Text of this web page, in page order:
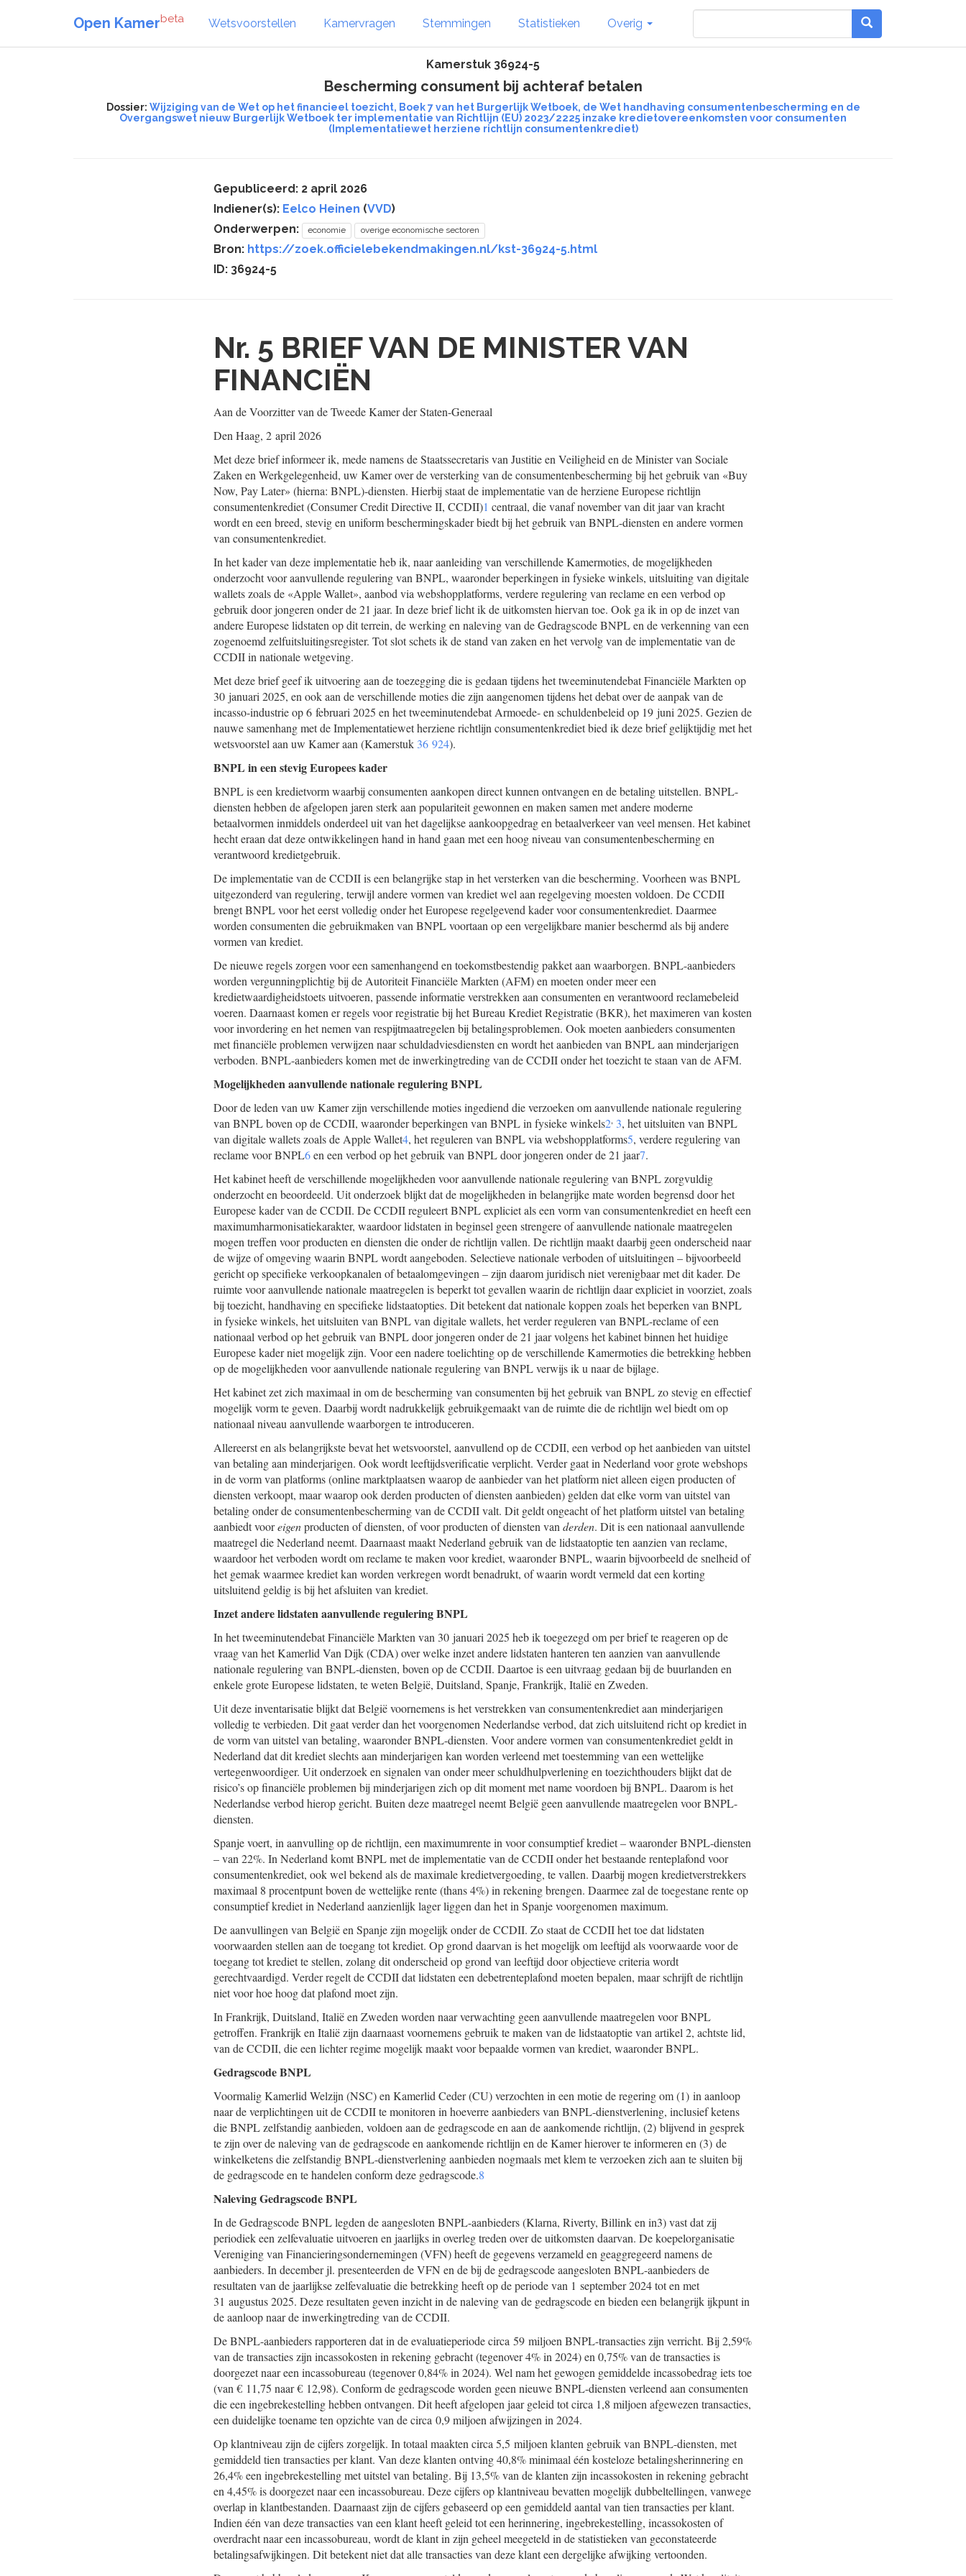
Open Kamerbeta Wetsvoorstellen Kamervragen Stemmingen Statistieken Overig
Kamerstuk 36924-5
Bescherming consument bij achteraf betalen
Dossier: Wijziging van de Wet op het financieel toezicht, Boek 7 van het Burgerlijk Wetboek, de Wet handhaving consumentenbescherming en de
Overgangswet nieuw Burgerlijk Wetboek ter implementatie van Richtlijn (EU) 2023/2225 inzake kredietovereenkomsten voor consumenten
(Implementatiewet herziene richtlijn consumentenkrediet)
Gepubliceerd: 2 april 2026
Indiener(s): Eelco Heinen (VVD)
Onderwerpen:
economie overige economische sectoren
Bron: https://zoek.officielebekendmakingen.nl/kst-36924-5.html
ID: 36924-5
Nr. 5 BRIEF VAN DE MINISTER VAN
FINANCIËN
Aan de Voorzitter van de Tweede Kamer der Staten-Generaal
Den Haag, 2 april 2026
Met deze brief informeer ik, mede namens de Staatssecretaris van Justitie en Veiligheid en de Minister van Sociale
Zaken en Werkgelegenheid, uw Kamer over de versterking van de consumentenbescherming bij het gebruik van «Buy
Now, Pay Later» (hierna: BNPL)-diensten. Hierbij staat de implementatie van de herziene Europese richtlijn
consumentenkrediet (Consumer Credit Directive II, CCDII)1 centraal, die vanaf november van dit jaar van kracht
wordt en een breed, stevig en uniform beschermingskader biedt bij het gebruik van BNPL-diensten en andere vormen
van consumentenkrediet.
In het kader van deze implementatie heb ik, naar aanleiding van verschillende Kamermoties, de mogelijkheden
onderzocht voor aanvullende regulering van BNPL, waaronder beperkingen in fysieke winkels, uitsluiting van digitale
wallets zoals de «Apple Wallet», aanbod via webshopplatforms, verdere regulering van reclame en een verbod op
gebruik door jongeren onder de 21 jaar. In deze brief licht ik de uitkomsten hiervan toe. Ook ga ik in op de inzet van
andere Europese lidstaten op dit terrein, de werking en naleving van de Gedragscode BNPL en de verkenning van een
zogenoemd zelfuitsluitingsregister. Tot slot schets ik de stand van zaken en het vervolg van de implementatie van de
CCDII in nationale wetgeving.
Met deze brief geef ik uitvoering aan de toezegging die is gedaan tijdens het tweeminutendebat Financiële Markten op
30 januari 2025, en ook aan de verschillende moties die zijn aangenomen tijdens het debat over de aanpak van de
incasso-industrie op 6 februari 2025 en het tweeminutendebat Armoede- en schuldenbeleid op 19 juni 2025. Gezien de
nauwe samenhang met de Implementatiewet herziene richtlijn consumentenkrediet bied ik deze brief gelijktijdig met het
wetsvoorstel aan uw Kamer aan (Kamerstuk 36 924).
BNPL in een stevig Europees kader
BNPL is een kredietvorm waarbij consumenten aankopen direct kunnen ontvangen en de betaling uitstellen. BNPL-
diensten hebben de afgelopen jaren sterk aan populariteit gewonnen en maken samen met andere moderne
betaalvormen inmiddels onderdeel uit van het dagelijkse aankoopgedrag en betaalverkeer van veel mensen. Het kabinet
hecht eraan dat deze ontwikkelingen hand in hand gaan met een hoog niveau van consumentenbescherming en
verantwoord kredietgebruik.
De implementatie van de CCDII is een belangrijke stap in het versterken van die bescherming. Voorheen was BNPL
uitgezonderd van regulering, terwijl andere vormen van krediet wel aan regelgeving moesten voldoen. De CCDII
brengt BNPL voor het eerst volledig onder het Europese regelgevend kader voor consumentenkrediet. Daarmee
worden consumenten die gebruikmaken van BNPL voortaan op een vergelijkbare manier beschermd als bij andere
vormen van krediet.
De nieuwe regels zorgen voor een samenhangend en toekomstbestendig pakket aan waarborgen. BNPL-aanbieders
worden vergunningplichtig bij de Autoriteit Financiële Markten (AFM) en moeten onder meer een
kredietwaardigheidstoets uitvoeren, passende informatie verstrekken aan consumenten en verantwoord reclamebeleid
voeren. Daarnaast komen er regels voor registratie bij het Bureau Krediet Registratie (BKR), het maximeren van kosten
voor invordering en het nemen van respijtmaatregelen bij betalingsproblemen. Ook moeten aanbieders consumenten
met financiële problemen verwijzen naar schuldadviesdiensten en wordt het aanbieden van BNPL aan minderjarigen
verboden. BNPL-aanbieders komen met de inwerkingtreding van de CCDII onder het toezicht te staan van de AFM.
Mogelijkheden aanvullende nationale regulering BNPL
Door de leden van uw Kamer zijn verschillende moties ingediend die verzoeken om aanvullende nationale regulering
van BNPL boven op de CCDII, waaronder beperkingen van BNPL in fysieke winkels2, 3, het uitsluiten van BNPL
van digitale wallets zoals de Apple Wallet4, het reguleren van BNPL via webshopplatforms5, verdere regulering van
reclame voor BNPL6en een verbod op het gebruik van BNPL door jongeren onder de 21 jaar7.
Het kabinet heeft de verschillende mogelijkheden voor aanvullende nationale regulering van BNPL zorgvuldig
onderzocht en beoordeeld. Uit onderzoek blijkt dat de mogelijkheden in belangrijke mate worden begrensd door het
Europese kader van de CCDII. De CCDII reguleert BNPL expliciet als een vorm van consumentenkrediet en heeft een
maximumharmonisatiekarakter, waardoor lidstaten in beginsel geen strengere of aanvullende nationale maatregelen
mogen treffen voor producten en diensten die onder de richtlijn vallen. De richtlijn maakt daarbij geen onderscheid naar
de wijze of omgeving waarin BNPL wordt aangeboden. Selectieve nationale verboden of uitsluitingen – bijvoorbeeld
gericht op specifieke verkoopkanalen of betaalomgevingen – zijn daarom juridisch niet verenigbaar met dit kader. De
ruimte voor aanvullende nationale maatregelen is beperkt tot gevallen waarin de richtlijn daar expliciet in voorziet, zoals
bij toezicht, handhaving en specifieke lidstaatopties. Dit betekent dat nationale koppen zoals het beperken van BNPL
in fysieke winkels, het uitsluiten van BNPL van digitale wallets, het verder reguleren van BNPL-reclame of een
nationaal verbod op het gebruik van BNPL door jongeren onder de 21 jaar volgens het kabinet binnen het huidige
Europese kader niet mogelijk zijn. Voor een nadere toelichting op de verschillende Kamermoties die betrekking hebben
op de mogelijkheden voor aanvullende nationale regulering van BNPL verwijs ik u naar de bijlage.
Het kabinet zet zich maximaal in om de bescherming van consumenten bij het gebruik van BNPL zo stevig en effectief
mogelijk vorm te geven. Daarbij wordt nadrukkelijk gebruikgemaakt van de ruimte die de richtlijn wel biedt om op
nationaal niveau aanvullende waarborgen te introduceren.
Allereerst en als belangrijkste bevat het wetsvoorstel, aanvullend op de CCDII, een verbod op het aanbieden van uitstel
van betaling aan minderjarigen. Ook wordt leeftijdsverificatie verplicht. Verder gaat in Nederland voor grote webshops
in de vorm van platforms (online marktplaatsen waarop de aanbieder van het platform niet alleen eigen producten of
diensten verkoopt, maar waarop ook derden producten of diensten aanbieden) gelden dat elke vorm van uitstel van
betaling onder de consumentenbescherming van de CCDII valt. Dit geldt ongeacht of het platform uitstel van betaling
aanbiedt vooreigenproducten of diensten, of voor producten of diensten van derden. Dit is een nationaal aanvullende
maatregel die Nederland neemt. Daarnaast maakt Nederland gebruik van de lidstaatoptie ten aanzien van reclame,
waardoor het verboden wordt om reclame te maken voor krediet, waaronder BNPL, waarin bijvoorbeeld de snelheid of
het gemak waarmee krediet kan worden verkregen wordt benadrukt, of waarin wordt vermeld dat een korting
uitsluitend geldig is bij het afsluiten van krediet.
Inzet andere lidstaten aanvullende regulering BNPL
In het tweeminutendebat Financiële Markten van 30 januari 2025 heb ik toegezegd om per brief te reageren op de
vraag van het Kamerlid Van Dijk (CDA) over welke inzet andere lidstaten hanteren ten aanzien van aanvullende
nationale regulering van BNPL-diensten, boven op de CCDII. Daartoe is een uitvraag gedaan bij de buurlanden en
enkele grote Europese lidstaten, te weten België, Duitsland, Spanje, Frankrijk, Italië en Zweden.
Uit deze inventarisatie blijkt dat België voornemens is het verstrekken van consumentenkrediet aan minderjarigen
volledig te verbieden. Dit gaat verder dan het voorgenomen Nederlandse verbod, dat zich uitsluitend richt op krediet in
de vorm van uitstel van betaling, waaronder BNPL-diensten. Voor andere vormen van consumentenkrediet geldt in
Nederland dat dit krediet slechts aan minderjarigen kan worden verleend met toestemming van een wettelijke
vertegenwoordiger. Uit onderzoek en signalen van onder meer schuldhulpverlening en toezichthouders blijkt dat de
risico’s op financiële problemen bij minderjarigen zich op dit moment met name voordoen bij BNPL. Daarom is het
Nederlandse verbod hierop gericht. Buiten deze maatregel neemt België geen aanvullende maatregelen voor BNPL-
diensten.
Spanje voert, in aanvulling op de richtlijn, een maximumrente in voor consumptief krediet – waaronder BNPL-diensten
– van 22%. In Nederland komt BNPL met de implementatie van de CCDII onder het bestaande renteplafond voor
consumentenkrediet, ook wel bekend als de maximale kredietvergoeding, te vallen. Daarbij mogen kredietverstrekkers
maximaal 8 procentpunt boven de wettelijke rente (thans 4%) in rekening brengen. Daarmee zal de toegestane rente op
consumptief krediet in Nederland aanzienlijk lager liggen dan het in Spanje voorgenomen maximum.
De aanvullingen van België en Spanje zijn mogelijk onder de CCDII. Zo staat de CCDII het toe dat lidstaten
voorwaarden stellen aan de toegang tot krediet. Op grond daarvan is het mogelijk om leeftijd als voorwaarde voor de
toegang tot krediet te stellen, zolang dit onderscheid op grond van leeftijd door objectieve criteria wordt
gerechtvaardigd. Verder regelt de CCDII dat lidstaten een debetrenteplafond moeten bepalen, maar schrijft de richtlijn
niet voor hoe hoog dat plafond moet zijn.
In Frankrijk, Duitsland, Italië en Zweden worden naar verwachting geen aanvullende maatregelen voor BNPL
getroffen. Frankrijk en Italië zijn daarnaast voornemens gebruik te maken van de lidstaatoptie van artikel 2, achtste lid,
van de CCDII, die een lichter regime mogelijk maakt voor bepaalde vormen van krediet, waaronder BNPL.
Gedragscode BNPL
Voormalig Kamerlid Welzijn (NSC) en Kamerlid Ceder (CU) verzochten in een motie de regering om (1) in aanloop
naar de verplichtingen uit de CCDII te monitoren in hoeverre aanbieders van BNPL-dienstverlening, inclusief ketens
die BNPL zelfstandig aanbieden, voldoen aan de gedragscode en aan de aankomende richtlijn, (2) blijvend in gesprek
te zijn over de naleving van de gedragscode en aankomende richtlijn en de Kamer hierover te informeren en (3) de
winkelketens die zelfstandig BNPL-dienstverlening aanbieden nogmaals met klem te verzoeken zich aan te sluiten bij
de gedragscode en te handelen conform deze gedragscode.8
Naleving Gedragscode BNPL
In de Gedragscode BNPL legden de aangesloten BNPL-aanbieders (Klarna, Riverty, Billink en in3) vast dat zij
periodiek een zelfevaluatie uitvoeren en jaarlijks in overleg treden over de uitkomsten daarvan. De koepelorganisatie
Vereniging van Financieringsondernemingen (VFN) heeft de gegevens verzameld en geaggregeerd namens de
aanbieders. In december jl. presenteerden de VFN en de bij de gedragscode aangesloten BNPL-aanbieders de
resultaten van de jaarlijkse zelfevaluatie die betrekking heeft op de periode van 1 september 2024 tot en met
31 augustus 2025. Deze resultaten geven inzicht in de naleving van de gedragscode en bieden een belangrijk ijkpunt in
de aanloop naar de inwerkingtreding van de CCDII.
De BNPL-aanbieders rapporteren dat in de evaluatieperiode circa 59 miljoen BNPL-transacties zijn verricht. Bij 2,59%
van de transacties zijn incassokosten in rekening gebracht (tegenover 4% in 2024) en 0,75% van de transacties is
doorgezet naar een incassobureau (tegenover 0,84% in 2024). Wel nam het gewogen gemiddelde incassobedrag iets toe
(van € 11,75 naar € 12,98). Conform de gedragscode worden geen nieuwe BNPL-diensten verleend aan consumenten
die een ingebrekestelling hebben ontvangen. Dit heeft afgelopen jaar geleid tot circa 1,8 miljoen afgewezen transacties,
een duidelijke toename ten opzichte van de circa 0,9 miljoen afwijzingen in 2024.
Op klantniveau zijn de cijfers zorgelijk. In totaal maakten circa 5,5 miljoen klanten gebruik van BNPL-diensten, met
gemiddeld tien transacties per klant. Van deze klanten ontving 40,8% minimaal één kosteloze betalingsherinnering en
26,4% een ingebrekestelling met uitstel van betaling. Bij 13,5% van de klanten zijn incassokosten in rekening gebracht
en 4,45% is doorgezet naar een incassobureau. Deze cijfers op klantniveau bevatten mogelijk dubbeltellingen, vanwege
overlap in klantbestanden. Daarnaast zijn de cijfers gebaseerd op een gemiddeld aantal van tien transacties per klant.
Indien één van deze transacties van een klant heeft geleid tot een herinnering, ingebrekestelling, incassokosten of
overdracht naar een incassobureau, wordt de klant in zijn geheel meegeteld in de statistieken van geconstateerde
betalingsafwijkingen. Dit betekent niet dat alle transacties van deze klant een dergelijke afwijking vertoonden.